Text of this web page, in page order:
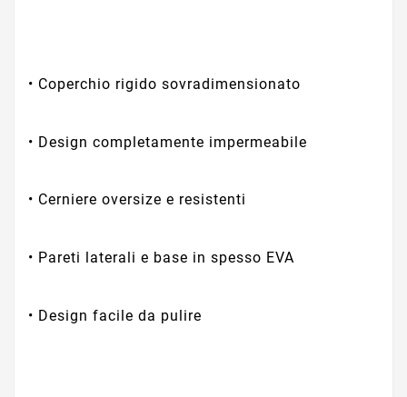
• Coperchio rigido sovradimensionato
• Design completamente impermeabile
• Cerniere oversize e resistenti
• Pareti laterali e base in spesso EVA
• Design facile da pulire